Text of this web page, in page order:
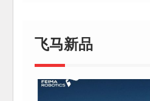
飞马新品